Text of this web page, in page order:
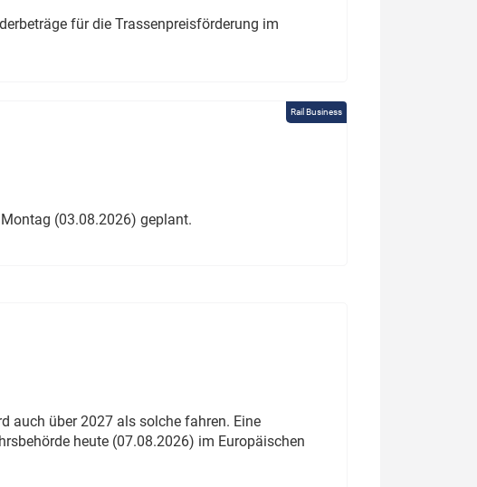
für die Trassenpreisförderung im
Rail Business
(03.08.2026) geplant.
auch über 2027 als solche fahren. Eine
heute (07.08.2026) im Europäischen